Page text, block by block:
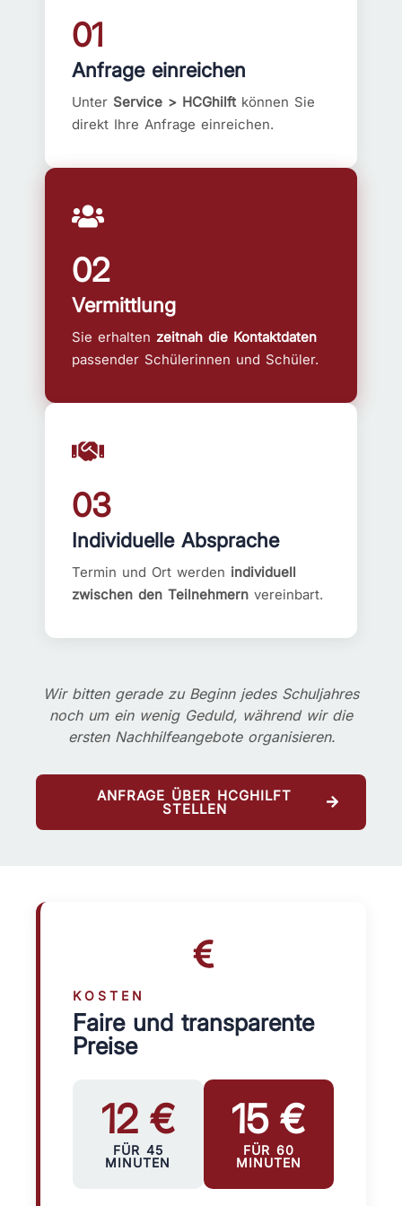
01
Anfrage einreichen
Unter Service > HCGhilft können Sie
direkt Ihre Anfrage einreichen.
02
Vermittlung
Sie erhalten zeitnah die Kontaktdaten
passender Schülerinnen und Schüler.
03
Individuelle Absprache
Termin und Ort werden individuell
zwischen den Teilnehmern vereinbart.
Wir bitten gerade zu Beginn jedes Schuljahres
noch um ein wenig Geduld, während wir die
ersten Nachhilfeangebote organisieren.
ANFRAGE ÜBER HCGHILFT
STELLEN
KOSTEN
Faire und transparente
Preise
12 €
FÜR 45
MINUTEN
15 €
FÜR 60
MINUTEN